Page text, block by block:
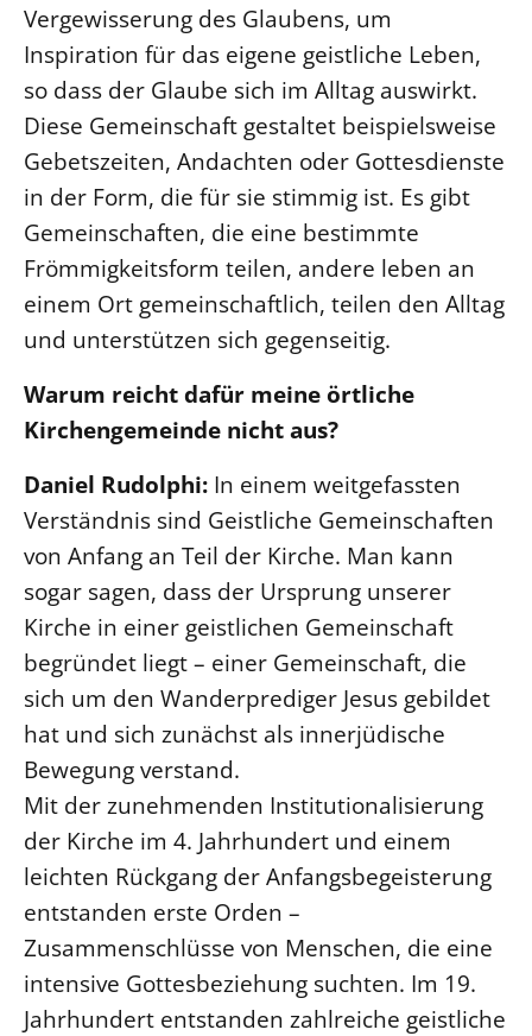
Vergewisserung des Glaubens, um
Inspiration für das eigene geistliche Leben,
so dass der Glaube sich im Alltag auswirkt.
Diese Gemeinschaft gestaltet beispielsweise
Gebetszeiten, Andachten oder Gottesdienste
in der Form, die für sie stimmig ist. Es gibt
Gemeinschaften, die eine bestimmte
Frömmigkeitsform teilen, andere leben an
einem Ort gemeinschaftlich, teilen den Alltag
und unterstützen sich gegenseitig.
Warum reicht dafür meine örtliche
Kirchengemeinde nicht aus?
Daniel Rudolphi: In einem weitgefassten
Verständnis sind Geistliche Gemeinschaften
von Anfang an Teil der Kirche. Man kann
sogar sagen, dass der Ursprung unserer
Kirche in einer geistlichen Gemeinschaft
begründet liegt – einer Gemeinschaft, die
sich um den Wanderprediger Jesus gebildet
hat und sich zunächst als innerjüdische
Bewegung verstand.
Mit der zunehmenden Institutionalisierung
der Kirche im 4. Jahrhundert und einem
leichten Rückgang der Anfangsbegeisterung
entstanden erste Orden –
Zusammenschlüsse von Menschen, die eine
intensive Gottesbeziehung suchten. Im 19.
Jahrhundert entstanden zahlreiche geistliche
Beschwerdestellen
Ephoralbüro
Finanzplanung
Fundraising
IT-Service
Corporate Design
Interventionsplan
Jahresgespräche
Kantine Speiseplan
Kirchliche Verwaltung
Klimaschutzgesetz
Kunstreferat
NKVK
Öffentlichkeitsarbeit
Personalausschuss
Projektmanagement
Recht
Terminstundenplaner